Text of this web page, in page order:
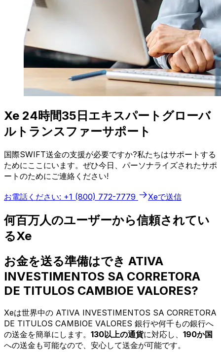
Xe 24時間35日エキスパートグローバ
ルトランスファーサポート
国際SWIFT送金の支援が必要ですか?私たちはサポートする
ためにここにいます。ぜひ今日、パーソナライズされたサポ
ートのためにご連絡ください!
お電話ください: +1 (800) 772-7779 Xeで送信
何百万人のユーザーから信頼されてい
るXe
お金を送る準備はでき ATIVA
INVESTIMENTOS SA CORRETORA
DE TITULOS CAMBIOE VALORES?
Xeは世界中の ATIVA INVESTIMENTOS SA CORRETORA
DE TITULOS CAMBIOE VALORES 銀行や何千もの銀行へ
の送金を簡単にします。 130以上の通貨に対応し、 190か国
への送金も可能なので、安心して送金が可能です。